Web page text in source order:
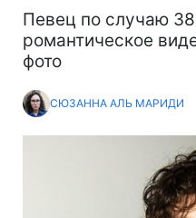
Певец по случаю
романтическое
фото
СЮЗАННА АЛЬ МАРИДИ